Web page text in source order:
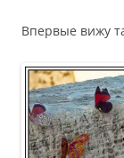
Впервые вижу